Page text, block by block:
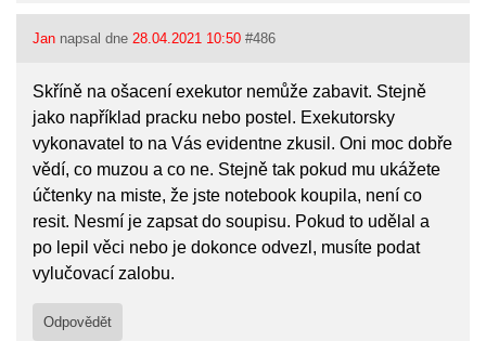
Jan napsal dne28.04.2021 10:50 #486
Skříně na ošacení exekutor nemůže zabavit. Stejně
jako například pracku nebo postel. Exekutorsky
vykonavatel to na Vás evidentne zkusil. Oni moc dobře
vědí, co muzou a co ne. Stejně tak pokud mu ukážete
účtenky na miste, že jste notebook koupila, není co
resit. Nesmí je zapsat do soupisu. Pokud to udělal a
po lepil věci nebo je dokonce odvezl, musíte podat
vylučovací zalobu.
Odpovědět